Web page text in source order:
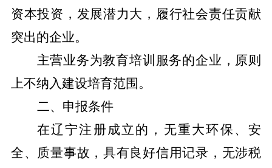
资本投资，发展潜力大，履行社会责任贡献
突出的企业。
主营业务为教育培训服务的企业，原则
上不纳入建设培育范围。
二、申报条件
在辽宁注册成立的，无重大环保、安
全、质量事故，具有良好信用记录，无涉税